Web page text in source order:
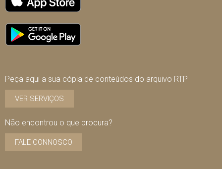
Peça aqui a sua cópia de conteúdos do arquivo RTP
VER SERVIÇOS
Não encontrou o que procura?
FALE CONNOSCO